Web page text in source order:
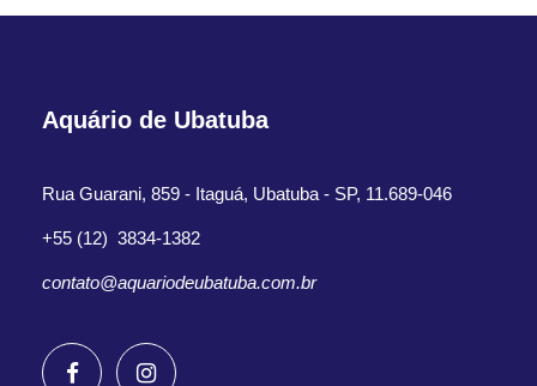
Aquário de Ubatuba
Rua Guarani, 859 - Itaguá, Ubatuba - SP, 11.689-046
+55 (12) 3834-1382
contato@aquariodeubatuba.com.br